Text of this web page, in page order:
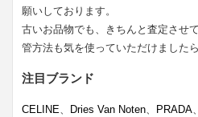
願いしております。
古いお品物でも、きちんと査定させ
管方法も気を使っていただけました
注目ブランド
CELINE、 Dries Van Noten、 PRADA、